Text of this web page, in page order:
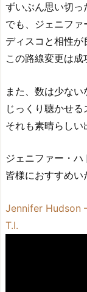
ずいぶん思い切っ
でも、ジェニフ
ディスコと相性が
この路線変更は成
また、数は少な
じっくり聴かせる
それも素晴らしい
ジェニファー・ハ
皆様におすすめい
Jennifer Hudson
T.I.